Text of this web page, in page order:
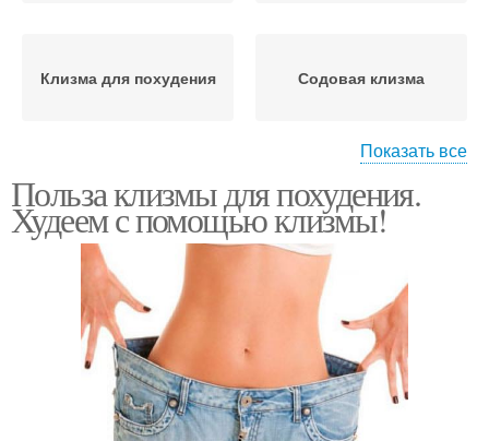
Клизма для похудения Содовая клизма
Очистительная клизма
Показать все
Польза клизмы для похудения.
Худеем с помощью клизмы!